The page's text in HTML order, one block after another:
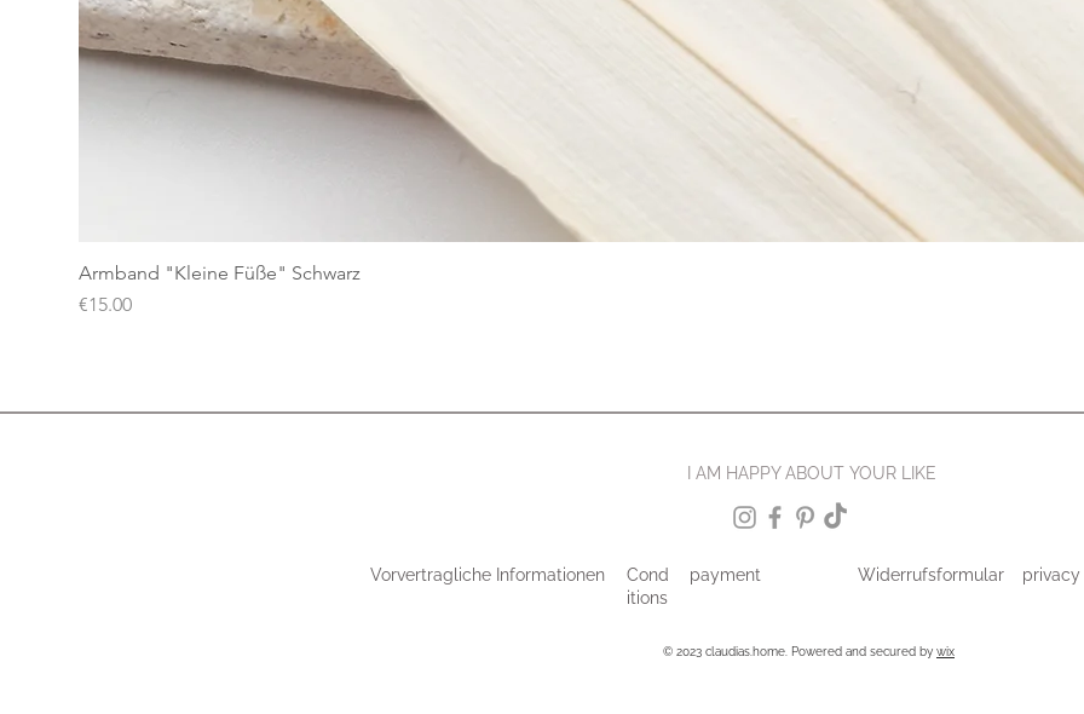
Armband "Kleine Füße" Schwarz
Price
€15.00
I AM HAPPY ABOUT YOUR LIKE
Vorvertragliche Informationen
Cond
itions
payment Widerrufsformular privacy
© 2023 claudias.home. Powered and secured by wix